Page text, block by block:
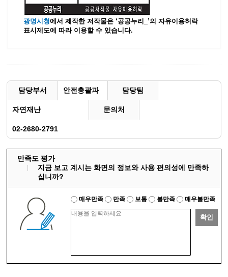
광명시청에서 제작한 저작물은 ‘공공누리_’의 자유이용허락
표시제도에 따라 이용할 수 있습니다.
담당부서 안전총괄과 담당팀
자연재난 문의처
02-2680-2791
만족도 평가
지금 보고 계시는 화면의 정보와 사용 편의성에 만족하
십니까?
매우만족 만족 보통 불만족 매우불만족
확인